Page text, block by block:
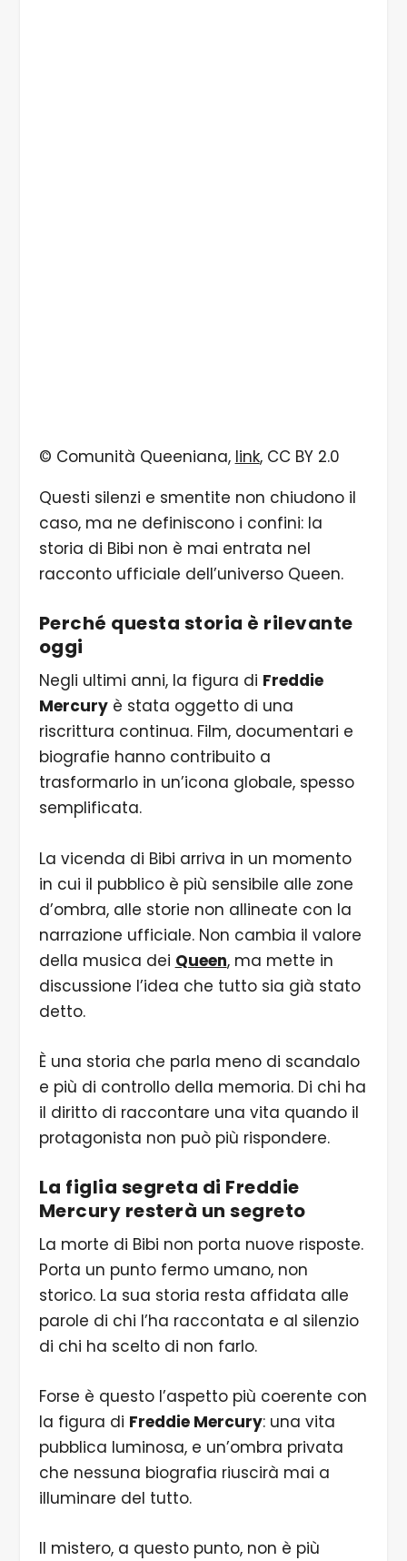
© Comunità Queeniana, link, CC BY 2.0
Questi silenzi e smentite non chiudono il
caso, ma ne definiscono i confini: la
storia di Bibi non è mai entrata nel
racconto ufficiale dell’universo Queen.
Perché questa storia è rilevante
oggi
Negli ultimi anni, la figura di Freddie
Mercuryè stata oggetto di una
riscrittura continua. Film, documentari e
biografie hanno contribuito a
trasformarlo in un’icona globale, spesso
semplificata.
La vicenda di Bibi arriva in un momento
in cui il pubblico è più sensibile alle zone
d’ombra, alle storie non allineate con la
narrazione ufficiale. Non cambia il valore
della musica dei Queen, ma mette in
discussione l’idea che tutto sia già stato
detto.
È una storia che parla meno di scandalo
e più di controllo della memoria. Di chi ha
il diritto di raccontare una vita quando il
protagonista non può più rispondere.
La figlia segreta di Freddie
Mercury resterà un segreto
La morte di Bibi non porta nuove risposte.
Porta un punto fermo umano, non
storico. La sua storia resta affidata alle
parole di chi l’ha raccontata e al silenzio
di chi ha scelto di non farlo.
Forse è questo l’aspetto più coerente con
la figura di Freddie Mercury: una vita
pubblica luminosa, e un’ombra privata
che nessuna biografia riuscirà mai a
illuminare del tutto.
Il mistero, a questo punto, non è più